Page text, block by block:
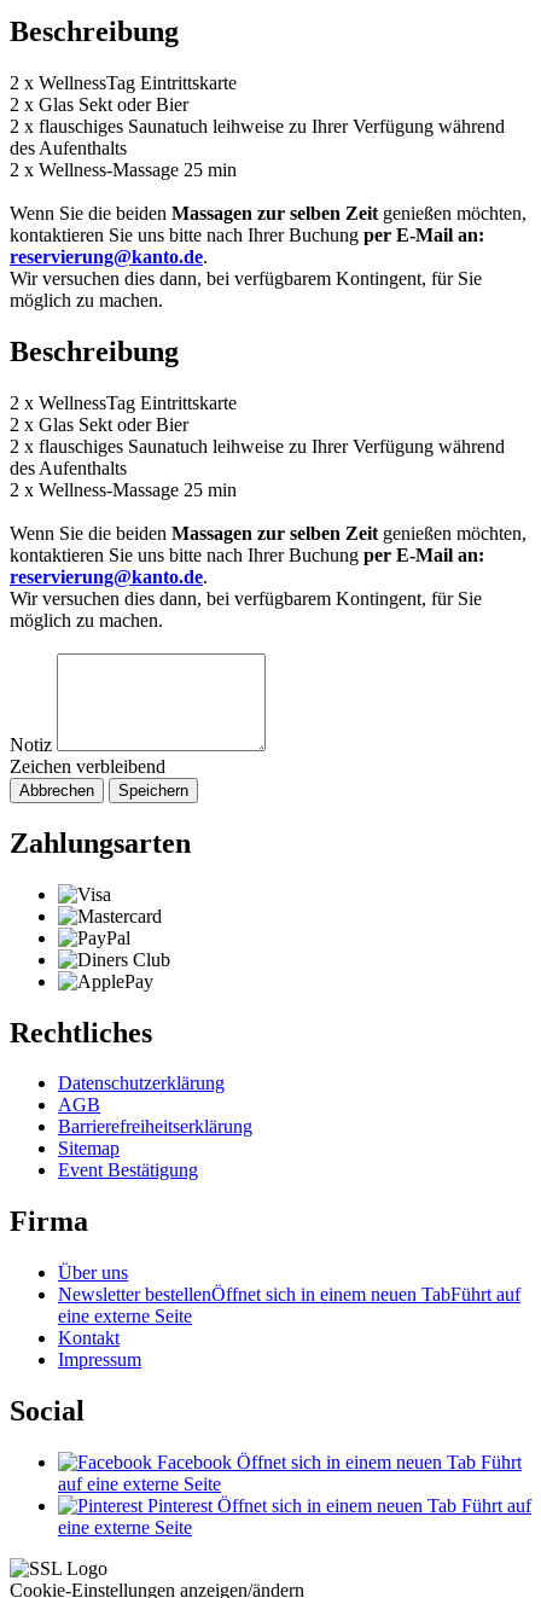
Beschreibung
2 x WellnessTag Eintrittskarte
2 x Glas Sekt oder Bier
2 x flauschiges Saunatuch leihweise zu Ihrer Verfügung während
des Aufenthalts
2 x Wellness-Massage 25 min
Wenn Sie die beiden Massagen zur selben Zeit genießen möchten,
kontaktieren Sie uns bitte nach Ihrer Buchung per E-Mail an:
reservierung@kanto.de.
Wir versuchen dies dann, bei verfügbarem Kontingent, für Sie
möglich zu machen.
Beschreibung
2 x WellnessTag Eintrittskarte
2 x Glas Sekt oder Bier
2 x flauschiges Saunatuch leihweise zu Ihrer Verfügung während
des Aufenthalts
2 x Wellness-Massage 25 min
Wenn Sie die beiden Massagen zur selben Zeit genießen möchten,
kontaktieren Sie uns bitte nach Ihrer Buchung per E-Mail an:
reservierung@kanto.de.
Wir versuchen dies dann, bei verfügbarem Kontingent, für Sie
möglich zu machen.
Notiz
Zeichen verbleibend
Abbrechen Speichern
Zahlungsarten
Rechtliches
Datenschutzerklärung
AGB
Barrierefreiheitserklärung
Sitemap
Event Bestätigung
Firma
Über uns
Newsletter bestellenÖffnet sich in einem neuen TabFührt auf
eine externe Seite
Kontakt
Impressum
Social
Facebook Öffnet sich in einem neuen Tab Führt
auf eine externe Seite
Pinterest Öffnet sich in einem neuen Tab Führt auf
eine externe Seite
Cookie-Einstellungen anzeigen/ändern